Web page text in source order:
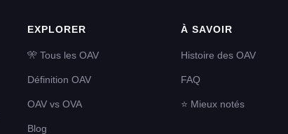
EXPLORER
🎌 Tous les OAV
Définition OAV
OAV vs OVA
Blog
À SAVOIR
Histoire des OAV
FAQ
⭐ Mieux notés